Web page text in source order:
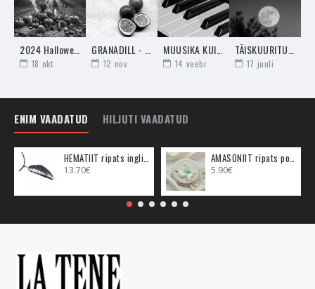
ilusamalt näha, peatada õigel ajal liigse süvenemise
negatiivsusesse ja suurendada üleüldist head enesetunnet
hinges. Need kõik aitavad sind tasakaalustada, kui sa oled
hakanud kalduma negatiivsuse poole.
18 okt 12 nov 14 veebr 17 juuli
ENIM VAADATUD HILJUTI VAADATUD
13.70€ 5.90€